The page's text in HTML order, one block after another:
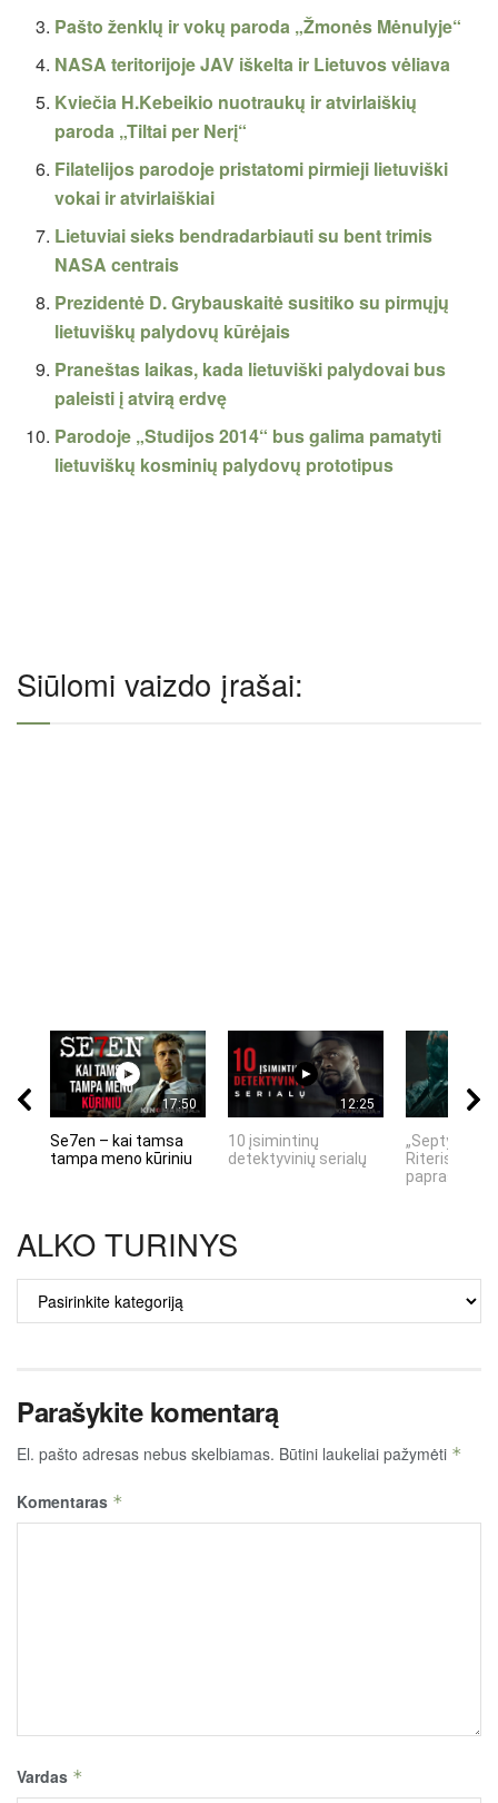
Pašto ženklų ir vokų paroda „Žmonės Mėnulyje“
NASA teritorijoje JAV iškelta ir Lietuvos vėliava
Kviečia H.Kebeikio nuotraukų ir atvirlaiškių
paroda „Tiltai per Nerį“
Filatelijos parodoje pristatomi pirmieji lietuviški
vokai ir atvirlaiškiai
Lietuviai sieks bendradarbiauti su bent trimis
NASA centrais
Prezidentė D. Grybauskaitė susitiko su pirmųjų
lietuviškų palydovų kūrėjais
Praneštas laikas, kada lietuviški palydovai bus
paleisti į atvirą erdvę
Parodoje „Studijos 2014“ bus galima pamatyti
lietuviškų kosminių palydovų prototipus
Siūlomi vaizdo įrašai:
17:50
Se7en – kai tamsa
tampa meno kūriniu
12:25
10 įsimintinų
detektyvinių serialų
„Septynių
Riteris" – kai
ALKO TURINYS
ALKO
TURINYS
Parašykite komentarą
El. pašto adresas nebus skelbiamas. Būtini laukeliai pažymėti *
Komentaras *
Vardas *